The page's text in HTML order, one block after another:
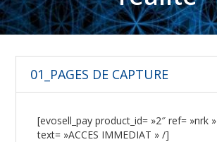
01_PAGES DE CAPTURE
[evosell_pay product_id= »2″ ref= »nrk »
text= »ACCES IMMEDIAT » /]